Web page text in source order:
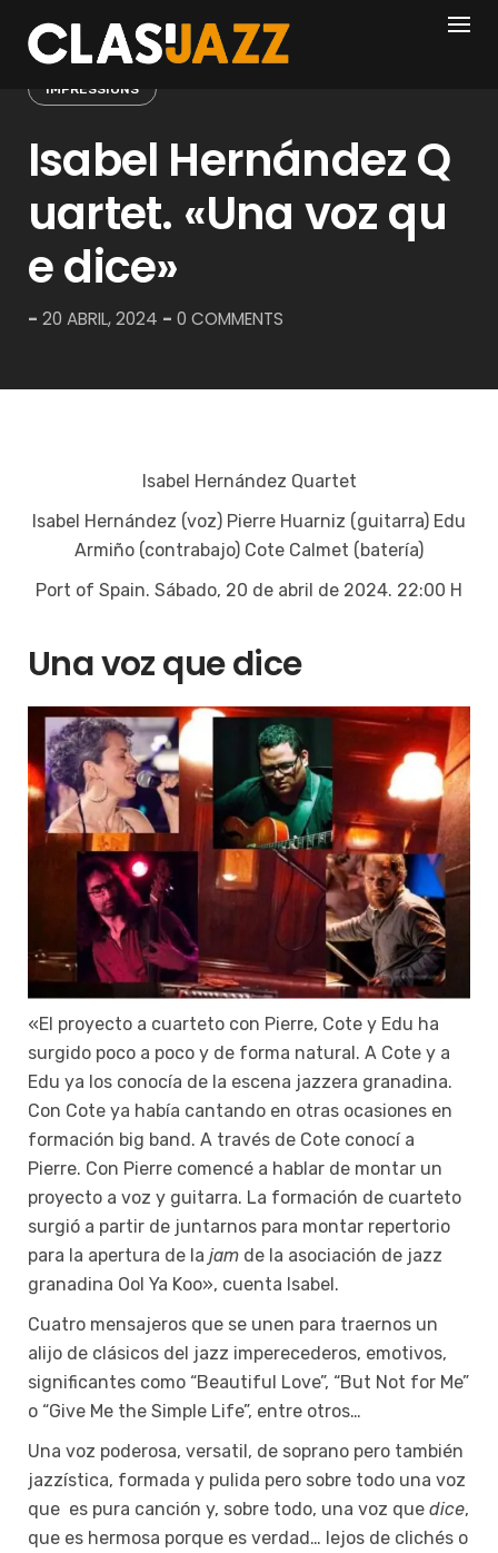
content
IMPRESSIONS
Isabel Hernández Q
uartet. «Una voz qu
e dice»
- 20 ABRIL, 2024 - 0 COMMENTS
Isabel Hernández Quartet
Isabel Hernández (voz) Pierre Huarniz (guitarra) Edu
Armiño (contrabajo) Cote Calmet (batería)
Port of Spain. Sábado, 20 de abril de 2024. 22:00 H
Una voz que dice
«El proyecto a cuarteto con Pierre, Cote y Edu ha
surgido poco a poco y de forma natural. A Cote y a
Edu ya los conocía de la escena jazzera granadina.
Con Cote ya había cantando en otras ocasiones en
formación big band. A través de Cote conocí a
Pierre. Con Pierre comencé a hablar de montar un
proyecto a voz y guitarra. La formación de cuarteto
surgió a partir de juntarnos para montar repertorio
para la apertura de la jam de la asociación de jazz
granadina Ool Ya Koo», cuenta Isabel.
Cuatro mensajeros que se unen para traernos un
alijo de clásicos del jazz imperecederos, emotivos,
significantes como “Beautiful Love”, “But Not for Me”
o “Give Me the Simple Life”, entre otros…
Una voz poderosa, versatil, de soprano pero también
jazzística, formada y pulida pero sobre todo una voz
que es pura canción y, sobre todo, una voz que dice,
que es hermosa porque es verdad… lejos de clichés o